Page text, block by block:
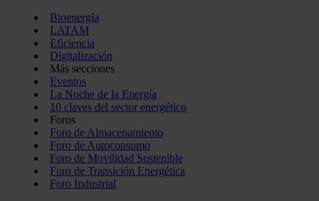
Bioenergía
LATAM
Eficiencia
Digitalización
Más secciones
Eventos
La Noche de la Energía
10 claves del sector energético
Foros
Foro de Almacenamiento
Foro de Autoconsumo
Foro de Movilidad Sostenible
Foro de Transición Energética
Foro Industrial